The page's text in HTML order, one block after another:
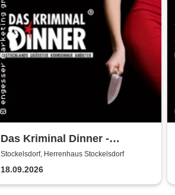
Das Kriminal Dinner -
Hauptkommissar Schröder
ermittelt
Stockelsdorf, Herrenhaus Stockelsdorf
18.09.2026